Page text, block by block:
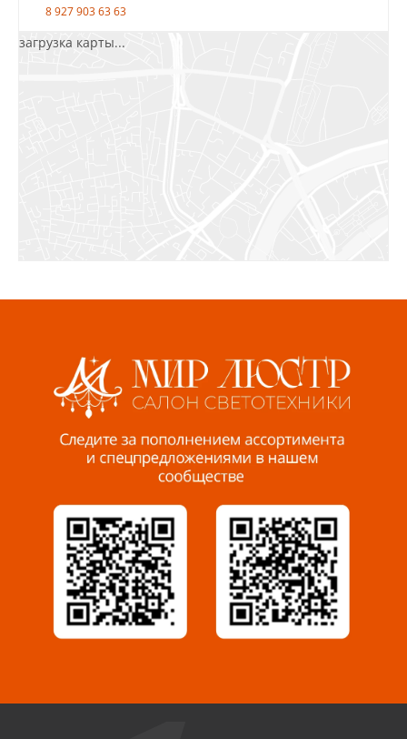
8 927 903 63 63
Пенза, ул. Пролетарская, 61 ТЦ "Стройбери"
Миасс, ул. Романенко, 95
8 922 500 30 39
Сызрань, ул. Декабристов, 1А
8 927 009 54 63
Саратов, ул. Танкистов, 37 (БЦ «Дикомп»)
загрузка карты...